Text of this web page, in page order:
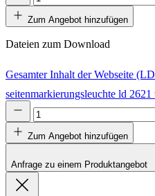
Zum Angebot hinzufügen
Dateien zum Download
Gesamter Inhalt der Webseite
seitenmarkierungsleuchte ld
Zum Angebot hinzufügen
Anfrage zu einem Produktangebot